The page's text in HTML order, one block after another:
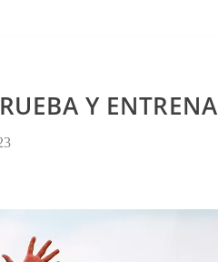
Y ENTRENA